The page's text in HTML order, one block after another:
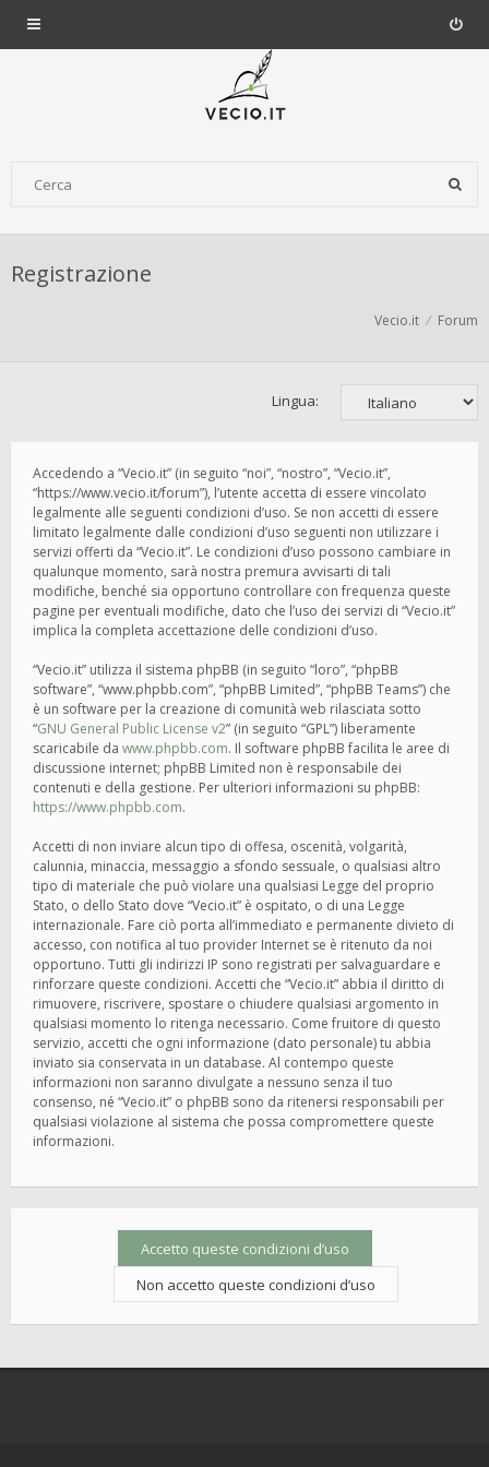
Registrazione
Vecio.it Forum
Lingua:
Accedendo a “Vecio.it” (in seguito “noi”, “nostro”, “Vecio.it”,
“https://www.vecio.it/forum”), l’utente accetta di essere vincolato
legalmente alle seguenti condizioni d’uso. Se non accetti di essere
limitato legalmente dalle condizioni d’uso seguenti non utilizzare i
servizi offerti da “Vecio.it”. Le condizioni d’uso possono cambiare in
qualunque momento, sarà nostra premura avvisarti di tali
modifiche, benché sia opportuno controllare con frequenza queste
pagine per eventuali modifiche, dato che l’uso dei servizi di “Vecio.it”
implica la completa accettazione delle condizioni d’uso.
“Vecio.it” utilizza il sistema phpBB (in seguito “loro”, “phpBB
software”, “www.phpbb.com”, “phpBB Limited”, “phpBB Teams”) che
è un software per la creazione di comunità web rilasciata sotto
“GNU General Public License v2” (in seguito “GPL”) liberamente
scaricabile da www.phpbb.com. Il software phpBB facilita le aree di
discussione internet; phpBB Limited non è responsabile dei
contenuti e della gestione. Per ulteriori informazioni su phpBB:
https://www.phpbb.com.
Accetti di non inviare alcun tipo di offesa, oscenità, volgarità,
calunnia, minaccia, messaggio a sfondo sessuale, o qualsiasi altro
tipo di materiale che può violare una qualsiasi Legge del proprio
Stato, o dello Stato dove “Vecio.it” è ospitato, o di una Legge
internazionale. Fare ciò porta all’immediato e permanente divieto di
accesso, con notifica al tuo provider Internet se è ritenuto da noi
opportuno. Tutti gli indirizzi IP sono registrati per salvaguardare e
rinforzare queste condizioni. Accetti che “Vecio.it” abbia il diritto di
rimuovere, riscrivere, spostare o chiudere qualsiasi argomento in
qualsiasi momento lo ritenga necessario. Come fruitore di questo
servizio, accetti che ogni informazione (dato personale) tu abbia
inviato sia conservata in un database. Al contempo queste
informazioni non saranno divulgate a nessuno senza il tuo
consenso, né “Vecio.it” o phpBB sono da ritenersi responsabili per
qualsiasi violazione al sistema che possa compromettere queste
informazioni.